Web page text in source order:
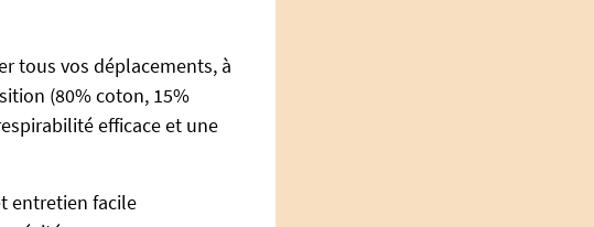
tous vos déplacements, à
(80% coton, 15%
efficace et une
entretien facile